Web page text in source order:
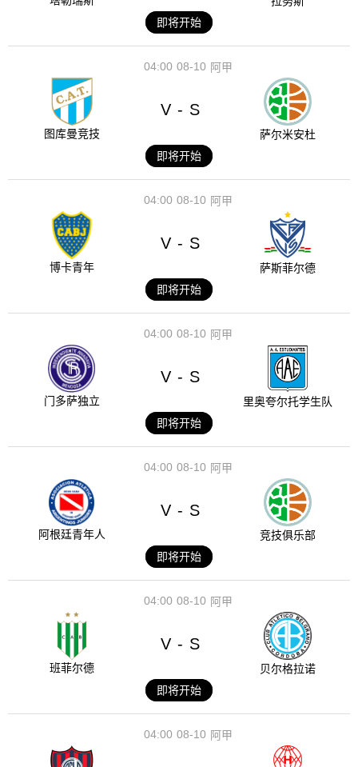
即将开始
08-10
04:00 阿甲
图库曼竞技
V - S
萨尔米安杜
即将开始
08-10
04:00 阿甲
博卡青年
V - S
萨斯菲尔德
即将开始
08-10
04:00 阿甲
门多萨独立
V - S
里奥夸尔托学生队
即将开始
08-10
04:00 阿甲
阿根廷青年人
V - S
竞技俱乐部
即将开始
08-10
04:00 阿甲
班菲尔德
V - S
贝尔格拉诺
即将开始
08-10
04:00 阿甲